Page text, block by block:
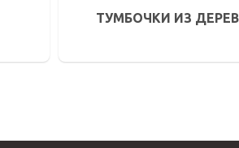
ТУМБОЧКИ ИЗ